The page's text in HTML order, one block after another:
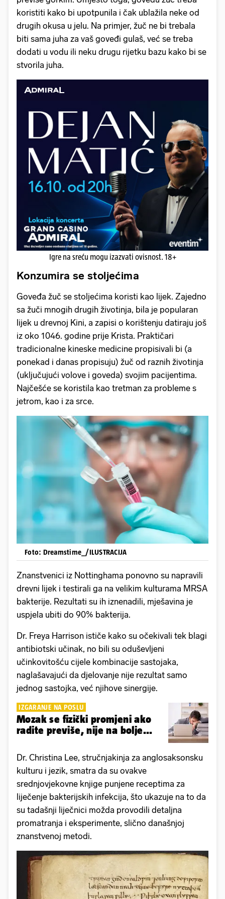
koristiti kako bi upotpunila i čak ublažila neke od
drugih okusa u jelu. Na primjer, žuč ne bi trebala
biti sama juha za vaš goveđi gulaš, već se treba
dodati u vodu ili neku drugu rijetku bazu kako bi se
stvorila juha.
Igre na sreću mogu izazvati ovisnost. 18+
Konzumira se stoljećima
Goveđa žuč se stoljećima koristi kao lijek. Zajedno
sa žuči mnogih drugih životinja, bila je popularan
lijek u drevnoj Kini, a zapisi o korištenju datiraju još
iz oko 1046. godine prije Krista. Praktičari
tradicionalne kineske medicine propisivali bi (a
ponekad i danas propisuju) žuč od raznih životinja
(uključujući volove i goveda) svojim pacijentima.
Najčešće se koristila kao tretman za probleme s
jetrom, kao i za srce.
Foto: Dreamstime_/ILUSTRACIJA
Znanstvenici iz Nottinghama ponovno su napravili
drevni lijek i testirali ga na velikim kulturama MRSA
bakterije. Rezultati su ih iznenadili, mješavina je
uspjela ubiti do 90% bakterija.
Dr. Freya Harrison ističe kako su očekivali tek blagi
antibiotski učinak, no bili su oduševljeni
učinkovitošću cijele kombinacije sastojaka,
naglašavajući da djelovanje nije rezultat samo
jednog sastojka, već njihove sinergije.
IZGARANJE NA POSLU
Mozak se fizički promjeni ako
radite previše, nije na bolje...
Dr. Christina Lee, stručnjakinja za anglosaksonsku
kulturu i jezik, smatra da su ovakve
srednjovjekovne knjige punjene receptima za
liječenje bakterijskih infekcija, što ukazuje na to da
su tadašnji liječnici možda provodili detaljna
promatranja i eksperimente, slično današnjoj
znanstvenoj metodi.